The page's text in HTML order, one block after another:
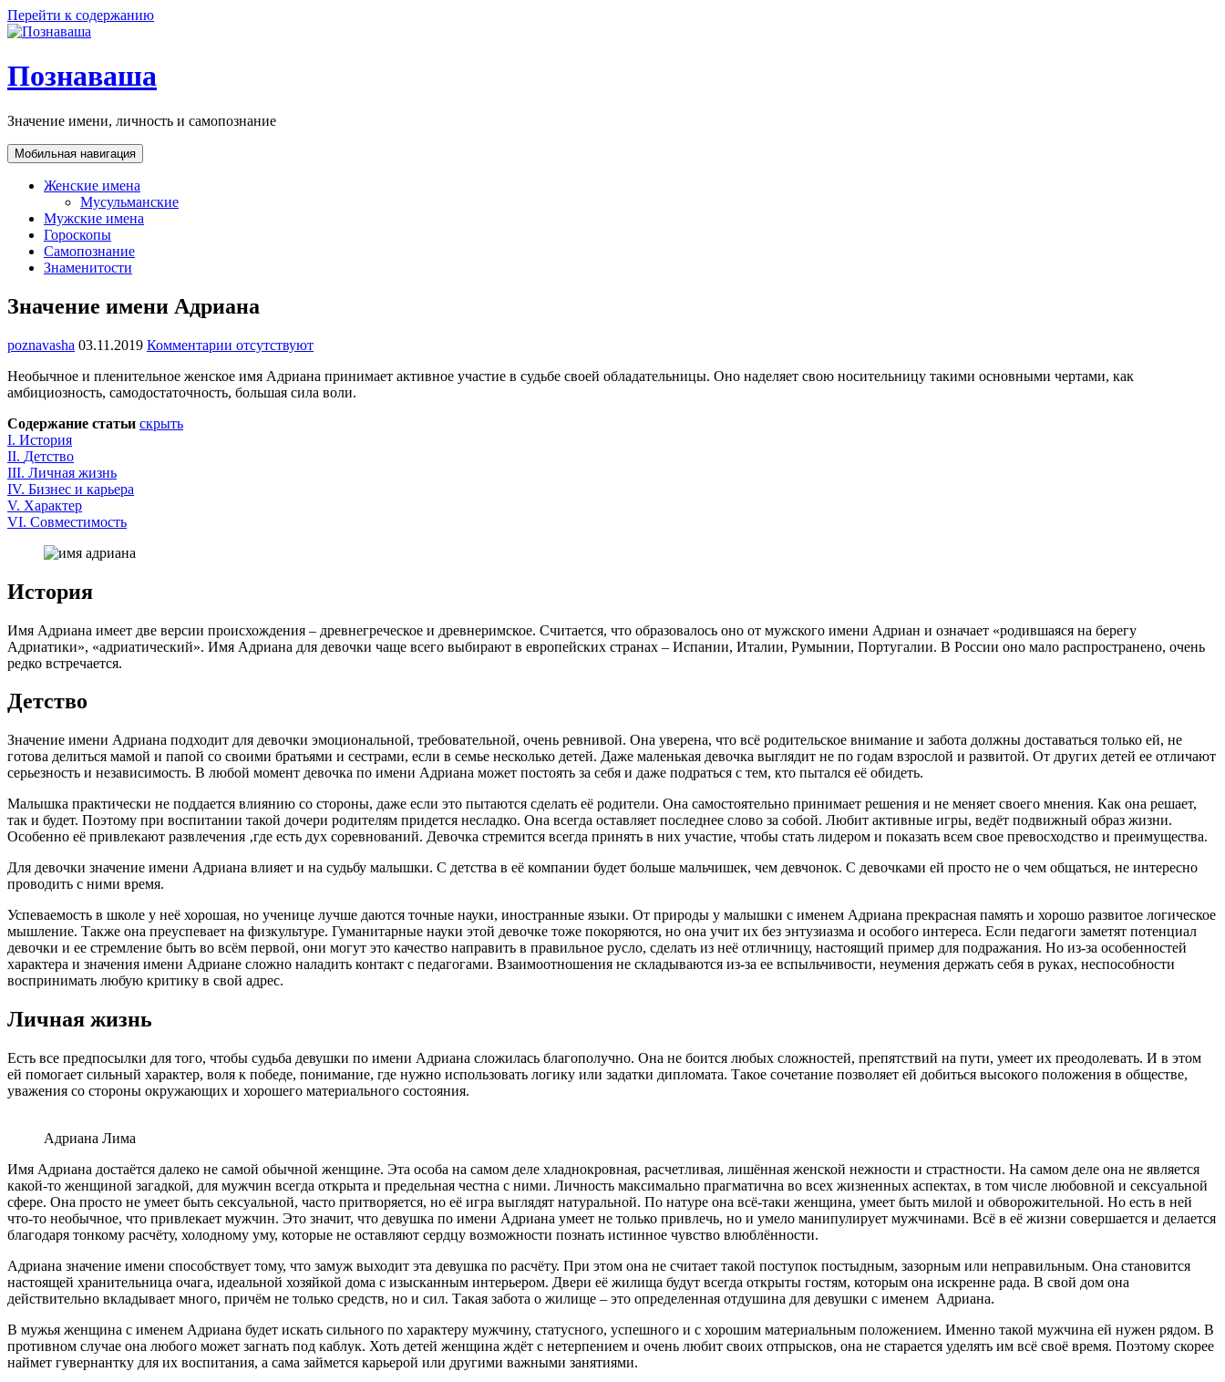
Перейти к содержанию
Познаваша
Значение имени, личность и самопознание
Мобильная навигация
Женские имена
Мусульманские
Мужские имена
Гороскопы
Самопознание
Знаменитости
Значение имени Адриана
poznavasha 03.11.2019 Комментарии отсутствуют
Необычное и пленительное женское имя Адриана принимает активное участие в судьбе своей обладательницы. Оно наделяет свою носительницу такими основными чертами, как
амбициозность, самодостаточность, большая сила воли.
Содержание статьи скрыть
I. История
II. Детство
III. Личная жизнь
IV. Бизнес и карьера
V. Характер
VI. Совместимость
История
Имя Адриана имеет две версии происхождения – древнегреческое и древнеримское. Считается, что образовалось оно от мужского имени Адриан и означает «родившаяся на берегу
Адриатики», «адриатический». Имя Адриана для девочки чаще всего выбирают в европейских странах – Испании, Италии, Румынии, Португалии. В России оно мало распространено, очень
редко встречается.
Детство
Значение имени Адриана подходит для девочки эмоциональной, требовательной, очень ревнивой. Она уверена, что всё родительское внимание и забота должны доставаться только ей, не
готова делиться мамой и папой со своими братьями и сестрами, если в семье несколько детей. Даже маленькая девочка выглядит не по годам взрослой и развитой. От других детей ее отличают
серьезность и независимость. В любой момент девочка по имени Адриана может постоять за себя и даже подраться с тем, кто пытался её обидеть.
Малышка практически не поддается влиянию со стороны, даже если это пытаются сделать её родители. Она самостоятельно принимает решения и не меняет своего мнения. Как она решает,
так и будет. Поэтому при воспитании такой дочери родителям придется несладко. Она всегда оставляет последнее слово за собой. Любит активные игры, ведёт подвижный образ жизни.
Особенно её привлекают развлечения ‚где есть дух соревнований. Девочка стремится всегда принять в них участие, чтобы стать лидером и показать всем свое превосходство и преимущества.
Для девочки значение имени Адриана влияет и на судьбу малышки. С детства в её компании будет больше мальчишек, чем девчонок. С девочками ей просто не о чем общаться, не интересно
проводить с ними время.
Успеваемость в школе у неё хорошая, но ученице лучше даются точные науки, иностранные языки. От природы у малышки с именем Адриана прекрасная память и хорошо развитое логическое
мышление. Также она преуспевает на физкультуре. Гуманитарные науки этой девочке тоже покоряются, но она учит их без энтузиазма и особого интереса. Если педагоги заметят потенциал
девочки и ее стремление быть во всём первой, они могут это качество направить в правильное русло, сделать из неё отличницу, настоящий пример для подражания. Но из-за особенностей
характера и значения имени Адриане сложно наладить контакт с педагогами. Взаимоотношения не складываются из-за ее вспыльчивости, неумения держать себя в руках, неспособности
воспринимать любую критику в свой адрес.
Личная жизнь
Есть все предпосылки для того, чтобы судьба девушки по имени Адриана сложилась благополучно. Она не боится любых сложностей, препятствий на пути, умеет их преодолевать. И в этом
ей помогает сильный характер, воля к победе, понимание, где нужно использовать логику или задатки дипломата. Такое сочетание позволяет ей добиться высокого положения в обществе,
уважения со стороны окружающих и хорошего материального состояния.
Адриана Лима
Имя Адриана достаётся далеко не самой обычной женщине. Эта особа на самом деле хладнокровная, расчетливая, лишённая женской нежности и страстности. На самом деле она не является
какой-то женщиной загадкой, для мужчин всегда открыта и предельная честна с ними. Личность максимально прагматична во всех жизненных аспектах, в том числе любовной и сексуальной
сфере. Она просто не умеет быть сексуальной, часто притворяется, но её игра выглядят натуральной. По натуре она всё-таки женщина, умеет быть милой и обворожительной. Но есть в ней
что-то необычное, что привлекает мужчин. Это значит, что девушка по имени Адриана умеет не только привлечь, но и умело манипулирует мужчинами. Всё в её жизни совершается и делается
благодаря тонкому расчёту, холодному уму, которые не оставляют сердцу возможности познать истинное чувство влюблённости.
Адриана значение имени способствует тому, что замуж выходит эта девушка по расчёту. При этом она не считает такой поступок постыдным, зазорным или неправильным. Она становится
настоящей хранительница очага, идеальной хозяйкой дома с изысканным интерьером. Двери её жилища будут всегда открыты гостям, которым она искренне рада. В свой дом она
действительно вкладывает много, причём не только средств, но и сил. Такая забота о жилище – это определенная отдушина для девушки с именем Адриана.
В мужья женщина с именем Адриана будет искать сильного по характеру мужчину, статусного, успешного и с хорошим материальным положением. Именно такой мужчина ей нужен рядом. В
противном случае она любого может загнать под каблук. Хоть детей женщина ждёт с нетерпением и очень любит своих отпрысков, она не старается уделять им всё своё время. Поэтому скорее
наймет гувернантку для их воспитания, а сама займется карьерой или другими важными занятиями.